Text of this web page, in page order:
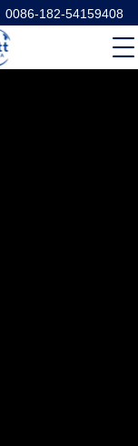
0086-182-54159408